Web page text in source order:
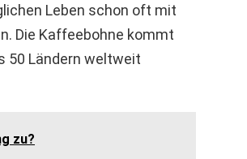
Leben schon oft mit
Die Kaffeebohne kommt
50 Ländern weltweit
zu?